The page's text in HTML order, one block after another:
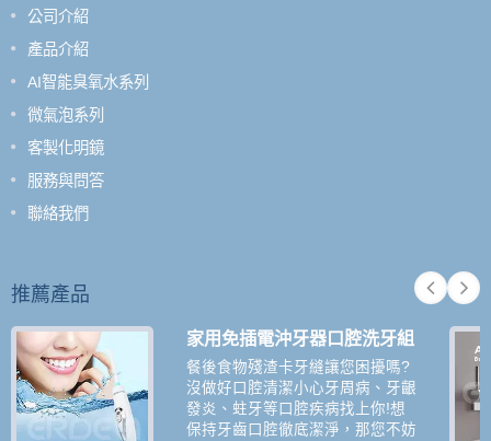
公司介紹
產品介紹
AI智能臭氧水系列
微氣泡系列
客製化明鏡
服務與問答
聯絡我們
推薦產品
家用免插電沖牙器口腔洗牙組
餐後食物殘渣卡牙縫讓您困擾嗎?
沒做好口腔清潔小心牙周病、牙齦
發炎、蛀牙等口腔疾病找上你!想
保持牙齒口腔徹底潔淨，那您不妨